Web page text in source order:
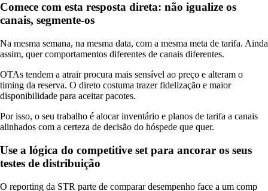
Comece com esta resposta direta: não igualize os
canais, segmente-os
Na mesma semana, na mesma data, com a mesma meta de tarifa. Ainda
assim, quer comportamentos diferentes de canais diferentes.
OTAs tendem a atrair procura mais sensível ao preço e alteram o
timing da reserva. O direto costuma trazer fidelização e maior
disponibilidade para aceitar pacotes.
Por isso, o seu trabalho é alocar inventário e planos de tarifa a canais
alinhados com a certeza de decisão do hóspede que quer.
Use a lógica do competitive set para ancorar os seus
testes de distribuição
O reporting da STR parte de comparar desempenho face a um comp